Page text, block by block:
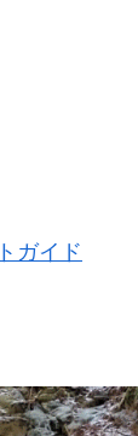
ガイド